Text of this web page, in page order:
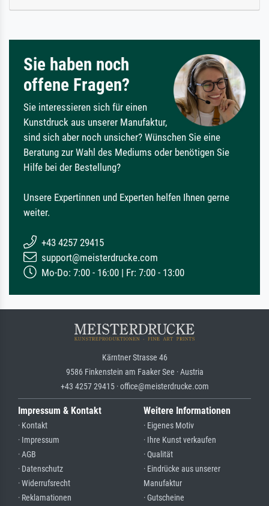
Sie haben noch
offene Fragen?
Sie interessieren sich für einen
Kunstdruck aus unserer Manufaktur,
sind sich aber noch unsicher? Wünschen Sie eine
Beratung zur Wahl des Mediums oder benötigen Sie
Hilfe bei der Bestellung?
Unsere Expertinnen und Experten helfen Ihnen gerne
weiter.
+43 4257 29415
support@meisterdrucke.com
Mo-Do: 7:00 - 16:00 | Fr: 7:00 - 13:00
Kärntner Strasse 46
9586 Finkenstein am Faaker See · Austria
+43 4257 29415 · office@meisterdrucke.com
Impressum & Kontakt
· Kontakt
· Impressum
· AGB
· Datenschutz
· Widerrufsrecht
· Reklamationen
Weitere Informationen
· Eigenes Motiv
· Ihre Kunst verkaufen
· Qualität
· Eindrücke aus unserer
Manufaktur
· Gutscheine